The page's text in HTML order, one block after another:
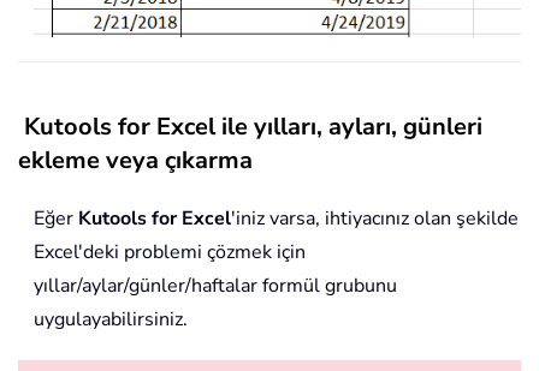
Kutools for Excel ile yılları, ayları, günleri
ekleme veya çıkarma
Eğer Kutools for Excel'iniz varsa, ihtiyacınız olan şekilde
Excel'deki problemi çözmek için
yıllar/aylar/günler/haftalar formül grubunu
uygulayabilirsiniz.